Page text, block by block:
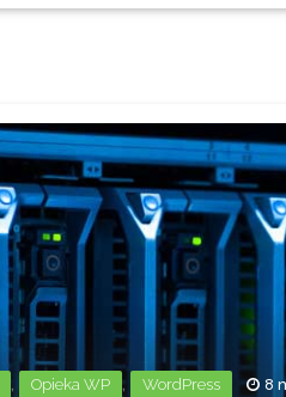
, Opieka WP , WordPress 8